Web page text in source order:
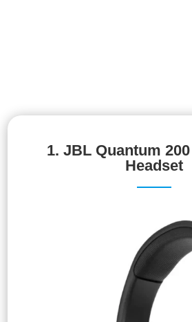
1. JBL Quantum
Headset